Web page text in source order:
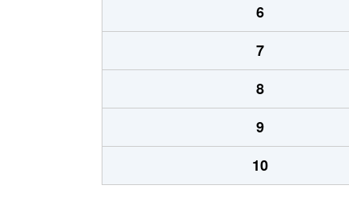
6
7
8
9
10